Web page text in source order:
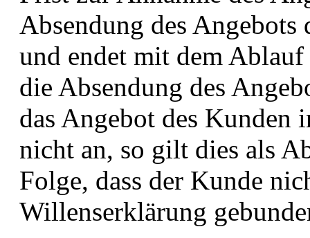
Absendung des
und endet mit dem
die Absendung des
das Angebot des Kunden
nicht an, so gilt dies als
Folge, dass der Kunde
Willenserklärung